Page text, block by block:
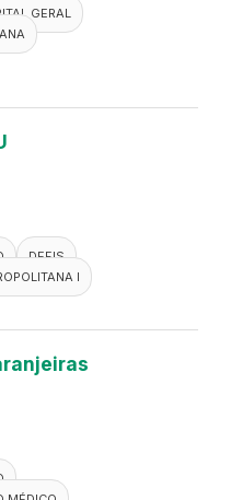
GERAL
DEFIS
I